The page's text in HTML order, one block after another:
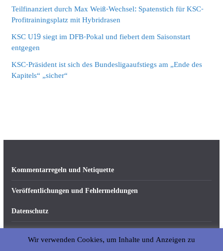
Teilfinanziert durch Max Weiß-Wechsel: Spatenstich für KSC-
Profitrainingsplatz mit Hybridrasen
KSC U19 siegt im DFB-Pokal und fiebert dem Saisonstart
entgegen
KSC-Präsident ist sich des Bundesligaaufstiegs am „Ende des
Kapitels“ „sicher“
Kommentarregeln und Netiquette
Veröffentlichungen und Fehlermeldungen
Datenschutz
Impressum
Wir verwenden Cookies, um Inhalte und Anzeigen zu